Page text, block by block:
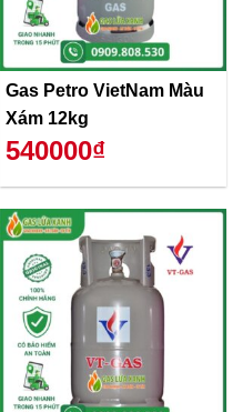
Gas Petro VietNam Màu
Xám 12kg
540000₫